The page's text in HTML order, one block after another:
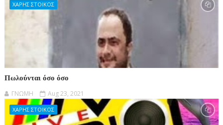
ΧΑΡΗΣ ΣΤΟΙΚΟΣ
Πωλούνται όσο όσο
ΓΝΩΜΗ Aug 23, 2021
ΧΑΡΗΣ ΣΤΟΙΚΟΣ